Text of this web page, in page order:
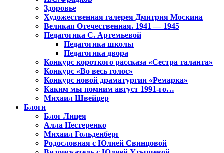
Здоровье
Художественная галерея Дмитрия Москина
Великая Отечественная. 1941 — 1945
Педагогика С. Артемьевой
Педагогика школы
Педагогика двора
Конкурс короткого рассказа «Сестра таланта»
Конкурс «Во весь голос»
Конкурс новой драматургии «Ремарка»
Каким мы помним август 1991-го…
Михаил Швейцер
Блоги
Блог Лицея
Алла Нестеренко
Михаил Гольденберг
Родословная с Юлией Свинцовой